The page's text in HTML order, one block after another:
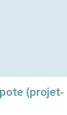
(projet-